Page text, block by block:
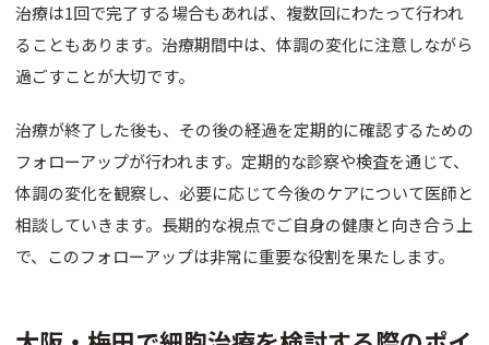
治療は1回で完了する場合もあれば、複数回にわたって行われ
ることもあります。治療期間中は、体調の変化に注意しながら
過ごすことが大切です。
治療が終了した後も、その後の経過を定期的に確認するための
フォローアップが行われます。定期的な診察や検査を通じて、
体調の変化を観察し、必要に応じて今後のケアについて医師と
相談していきます。長期的な視点でご自身の健康と向き合う上
で、このフォローアップは非常に重要な役割を果たします。